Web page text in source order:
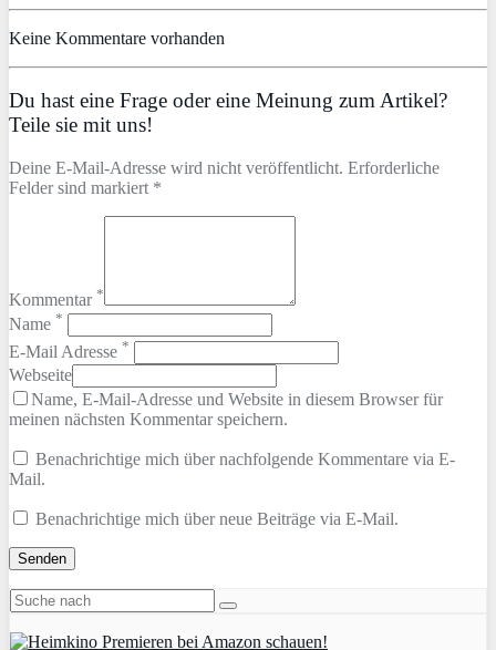
Keine Kommentare vorhanden
Du hast eine Frage oder eine Meinung zum Artikel?
Teile sie mit uns!
Deine E-Mail-Adresse wird nicht veröffentlicht. Erforderliche
Felder sind markiert *
Kommentar *
Name *
E-Mail Adresse *
Webseite
Name, E-Mail-Adresse und Website in diesem Browser für
meinen nächsten Kommentar speichern.
Benachrichtige mich über nachfolgende Kommentare via E-
Mail.
Benachrichtige mich über neue Beiträge via E-Mail.